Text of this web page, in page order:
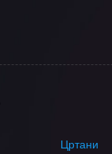
Цртани